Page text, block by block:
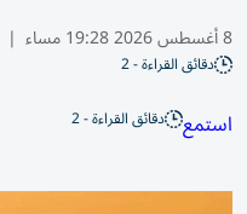
8 أغسطس 2026 19:28 مساء |
دقائق القراءة - 2
استمع دقائق القراءة - 2